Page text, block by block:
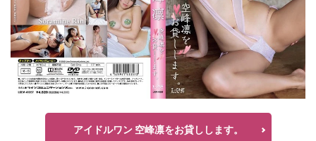
アイドルワン 空峰凛をお貸しします。